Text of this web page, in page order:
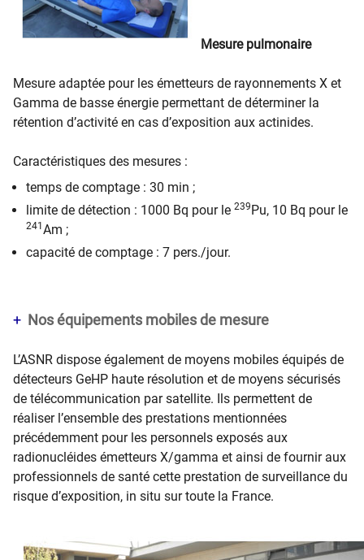
Mesure pulmonaire
Mesure adaptée pour les émetteurs de rayonnements X et
Gamma de basse énergie permettant de déterminer la
rétention d’activité en cas d’exposition aux actinides.
Caractéristiques des mesures :
temps de comptage : 30 min ;
limite de détection : 1000 Bq pour le 239Pu, 10 Bq pour le
241 Am ;
capacité de comptage : 7 pers./jour.
Nos équipements mobiles de mesure
L’ASNR dispose également de moyens mobiles équipés de
détecteurs GeHP haute résolution et de moyens sécurisés
de télécommunication par satellite. Ils permettent de
réaliser l’ensemble des prestations mentionnées
précédemment pour les personnels exposés aux
radionucléides émetteurs X/gamma et ainsi de fournir aux
professionnels de santé cette prestation de surveillance du
risque d’exposition, in situ sur toute la France.